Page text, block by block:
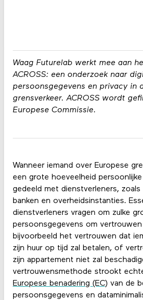
Waag Futurelab werkt mee aan
ACROSS: een onderzoek naar
persoonsgegevens en privacy in
grensverkeer. ACROSS wordt
Europese Commissie.
Wanneer iemand over Europese
een grote hoeveelheid
gedeeld met dienstverleners,
banken en overheidsinstanties.
dienstverleners vragen om zulke
persoonsgegevens om
bijvoorbeeld het vertrouwen dat
zijn huur op tijd zal betalen, of
zijn appartement niet zal
vertrouwensmethode strookt
Europese benadering (EC) van de
persoonsgegevens en